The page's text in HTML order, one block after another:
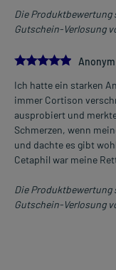
Die
Gutschein-Verlosung
5.0Anonym
Ich hatte ein starken
immer Cortison
ausprobiert und
Schmerzen, wenn
und dachte es gibt
Cetaphil war meine
Die
Gutschein-Verlosung